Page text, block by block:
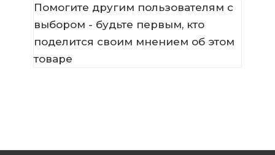
Помогите другим пользователям с
выбором - будьте первым, кто
поделится своим мнением об этом
товаре